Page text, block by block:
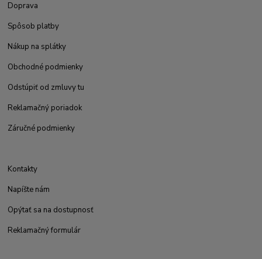
Doprava
Spôsob platby
Nákup na splátky
Obchodné podmienky
Odstúpiť od zmluvy tu
Reklamačný poriadok
Záručné podmienky
Kontakty
Napíšte nám
Opýtať sa na dostupnosť
Reklamačný formulár